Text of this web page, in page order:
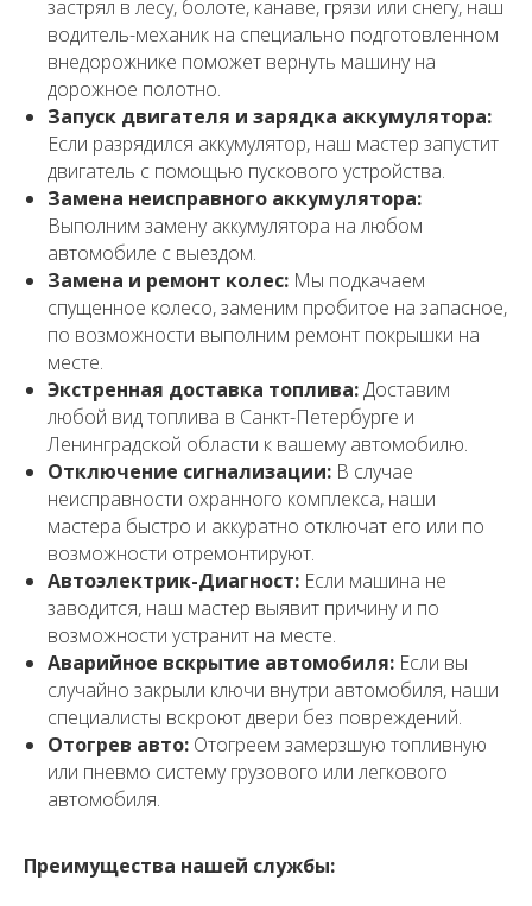
застрял в лесу, болоте, канаве, грязи или снегу, наш
водитель-механик на специально подготовленном
внедорожнике поможет вернуть машину на
дорожное полотно.
Запуск двигателя и зарядка аккумулятора:
Если разрядился аккумулятор, наш мастер запустит
двигатель с помощью пускового устройства.
Замена неисправного аккумулятора:
Выполним замену аккумулятора на любом
автомобиле с выездом.
Замена и ремонт колес: Мы подкачаем
спущенное колесо, заменим пробитое на запасное,
по возможности выполним ремонт покрышки на
месте.
Экстренная доставка топлива:Доставим
любой вид топлива в Санкт-Петербурге и
Ленинградской области к вашему автомобилю.
Отключение сигнализации: В случае
неисправности охранного комплекса, наши
мастера быстро и аккуратно отключат его или по
возможности отремонтируют.
Автоэлектрик-Диагност: Если машина не
заводится, наш мастер выявит причину и по
возможности устранит на месте.
Аварийное вскрытие автомобиля: Если вы
случайно закрыли ключи внутри автомобиля, наши
специалисты вскроют двери без повреждений.
Отогрев авто: Отогреем замерзшую топливную
или пневмо систему грузового или легкового
автомобиля.
Преимущества нашей службы: